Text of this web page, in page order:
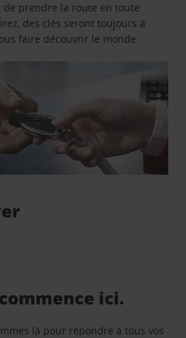
prendre la route en toute
des clés seront toujours à
faire découvrir le monde.
ici.
là pour répondre à tous vos